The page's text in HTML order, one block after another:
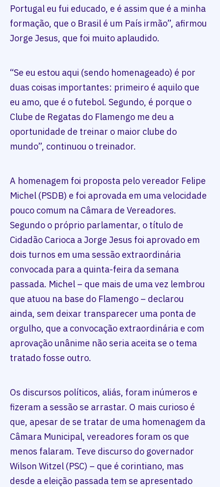
Portugal eu fui educado, e é assim que é a minha
formação, que o Brasil é um País irmão”, afirmou
Jorge Jesus, que foi muito aplaudido.
“Se eu estou aqui (sendo homenageado) é por
duas coisas importantes: primeiro é aquilo que
eu amo, que é o futebol. Segundo, é porque o
Clube de Regatas do Flamengo me deu a
oportunidade de treinar o maior clube do
mundo”, continuou o treinador.
A homenagem foi proposta pelo vereador Felipe
Michel (PSDB) e foi aprovada em uma velocidade
pouco comum na Câmara de Vereadores.
Segundo o próprio parlamentar, o título de
Cidadão Carioca a Jorge Jesus foi aprovado em
dois turnos em uma sessão extraordinária
convocada para a quinta-feira da semana
passada. Michel – que mais de uma vez lembrou
que atuou na base do Flamengo – declarou
ainda, sem deixar transparecer uma ponta de
orgulho, que a convocação extraordinária e com
aprovação unânime não seria aceita se o tema
tratado fosse outro.
Os discursos políticos, aliás, foram inúmeros e
fizeram a sessão se arrastar. O mais curioso é
que, apesar de se tratar de uma homenagem da
Câmara Municipal, vereadores foram os que
menos falaram. Teve discurso do governador
Wilson Witzel (PSC) – que é corintiano, mas
desde a eleição passada tem se apresentado